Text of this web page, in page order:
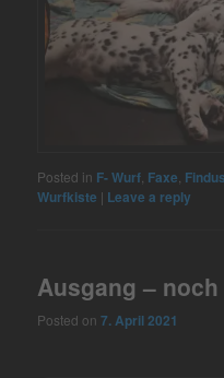
Posted in F- Wurf Faxe Findus
Wurfkiste | Leave a reply
Ausgang –
Posted on7. April 2021